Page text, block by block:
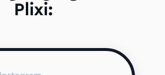
Plixi: